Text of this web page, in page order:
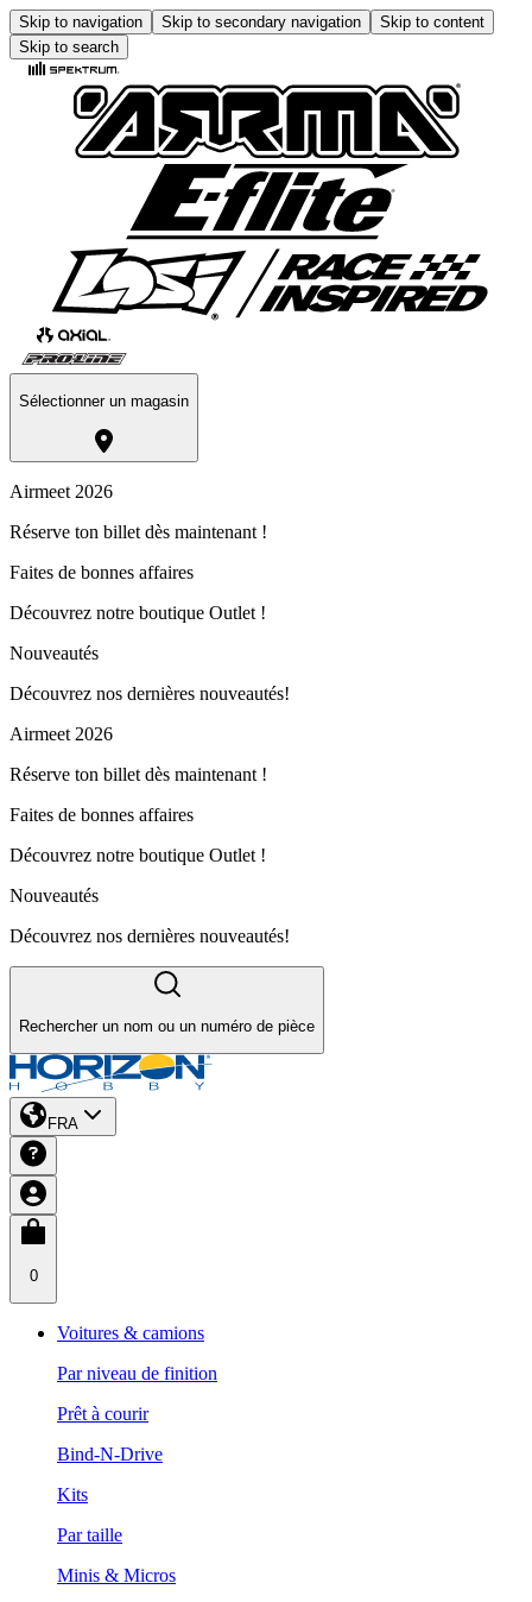
Skip to navigation Skip to secondary navigation
Skip to content
Skip to search
Sélectionner un magasin
Airmeet 2026
Réserve ton billet dès maintenant !
Faites de bonnes affaires
Découvrez notre boutique Outlet !
Nouveautés
Découvrez nos dernières nouveautés!
Airmeet 2026
Réserve ton billet dès maintenant !
Faites de bonnes affaires
Découvrez notre boutique Outlet !
Nouveautés
Découvrez nos dernières nouveautés!
Rechercher un nom ou un numéro de pièce
FRA
0
Voitures & camions
Par niveau de finition
Prêt à courir
Bind-N-Drive
Kits
Par taille
Minis & Micros